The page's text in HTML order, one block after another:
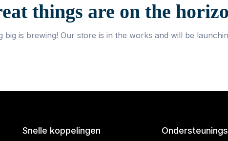
things are on the
big is brewing! Our store is in the works and will be
Snelle koppelingen